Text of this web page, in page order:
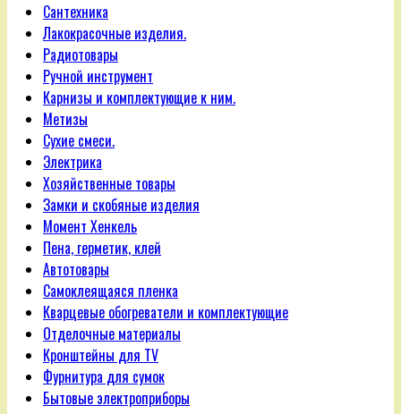
Сантехника
Лакокрасочные изделия.
Радиотовары
Ручной инструмент
Карнизы и комплектующие к ним.
Метизы
Сухие смеси.
Электрика
Хозяйственные товары
Замки и скобяные изделия
Момент Хенкель
Пена, герметик, клей
Автотовары
Самоклеящаяся пленка
Кварцевые обогреватели и комплектующие
Отделочные материалы
Кронштейны для TV
Фурнитура для сумок
Бытовые электроприборы